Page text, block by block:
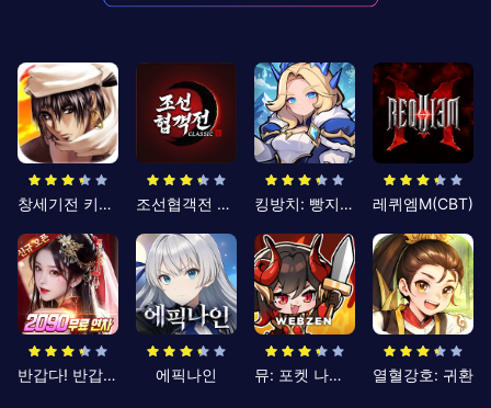
창세기전 키우기 조선협객전 클래식 킹방치: 빵지의 제왕 레퀴엠M(CBT)
반갑다! 반갑삼국지 에픽나인 뮤: 포켓 나이츠 열혈강호: 귀환